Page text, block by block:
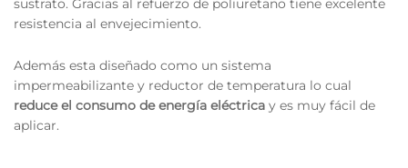
sustrato. Gracias al refuerzo de poliuretano tiene excelente
resistencia al envejecimiento.
Además esta diseñado como un sistema
impermeabilizante y reductor de temperatura lo cual
reduce el consumo de energía eléctrica y es muy fácil de
aplicar.